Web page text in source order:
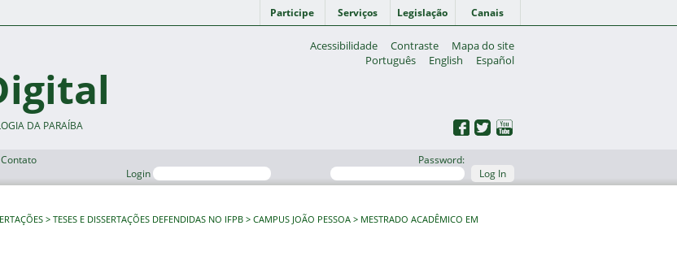
Participe Serviços Legislação Canais
Acessibilidade Contraste
Mapa do site
Português
English Español
DA PARAÍBA
Contato
Login
Password:
Log In
TESES E DISSERTAÇÕES DEFENDIDAS NO IFPB CAMPUS JOÃO PESSOA
MESTRADO ACADÊMICO EM